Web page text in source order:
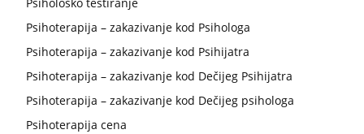
Psihološko testiranje
Psihoterapija – zakazivanje kod Psihologa
Psihoterapija – zakazivanje kod Psihijatra
Psihoterapija – zakazivanje kod Dečijeg Psihijatra
Psihoterapija – zakazivanje kod Dečijeg psihologa
Psihoterapija cena